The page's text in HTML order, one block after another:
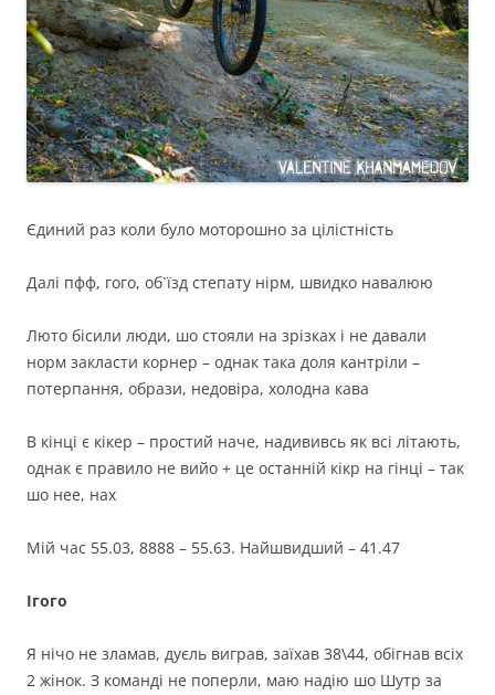
Єдиний раз коли було моторошно за цілістність
Далі пфф, гого, об`їзд степату нірм, швидко навалюю
Люто бісили люди, шо стояли на зрізках і не давали
норм закласти корнер – однак така доля кантріли –
потерпання, образи, недовіра, холодна кава
В кінці є кікер – простий наче, надививсь як всі літають,
однак є правило не вийо + це останній кікр на гінці – так
шо нее, нах
Мій час 55.03, 8888 – 55.63. Найшвидший – 41.47
Ігого
Я нічо не зламав, дуєль виграв, заїхав 38\44, обігнав всіх
2 жінок. З команді не поперли, маю надію шо Шутр за